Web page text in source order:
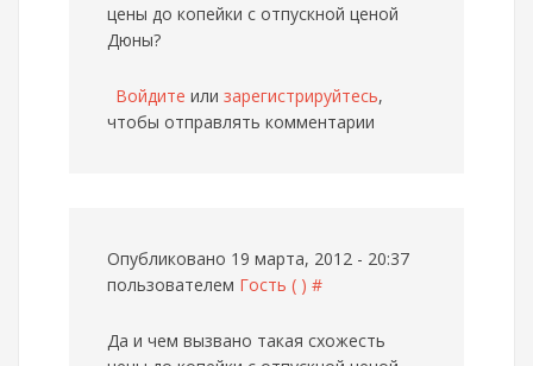
цены до копейки с отпускной ценой
Дюны?
Войдите или зарегистрируйтесь,
чтобы отправлять комментарии
Опубликовано 19 марта, 2012 - 20:37
пользователем Гость ( ) #
Да и чем вызвано такая схожесть